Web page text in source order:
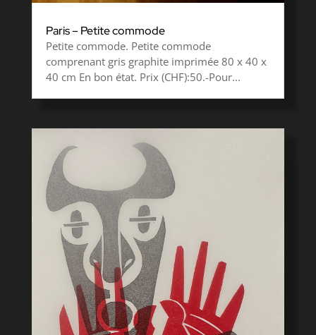
Paris – Petite commode
Petite commode. Petite commode
comprenant gris graphite imprimée 80 x 40 x
40 cm En bon état. Prix (CHF):50.-Pour...